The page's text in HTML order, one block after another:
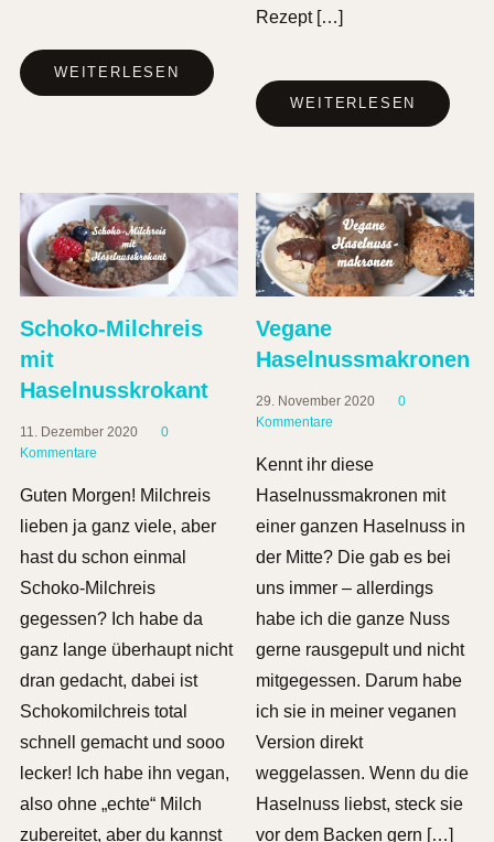
WEITERLESEN
Rezept […]
WEITERLESEN
Schoko-Milchreis
mit
Haselnusskrokant
11. Dezember 2020
0
Kommentare
Guten Morgen! Milchreis
lieben ja ganz viele, aber
hast du schon einmal
Schoko-Milchreis
gegessen? Ich habe da
ganz lange überhaupt nicht
dran gedacht, dabei ist
Schokomilchreis total
schnell gemacht und sooo
lecker! Ich habe ihn vegan,
also ohne „echte“ Milch
zubereitet, aber du kannst
Vegane
Haselnussmakronen
29. November 2020
0
Kommentare
Kennt ihr diese
Haselnussmakronen mit
einer ganzen Haselnuss in
der Mitte? Die gab es bei
uns immer – allerdings
habe ich die ganze Nuss
gerne rausgepult und nicht
mitgegessen. Darum habe
ich sie in meiner veganen
Version direkt
weggelassen. Wenn du die
Haselnuss liebst, steck sie
vor dem Backen gern […]